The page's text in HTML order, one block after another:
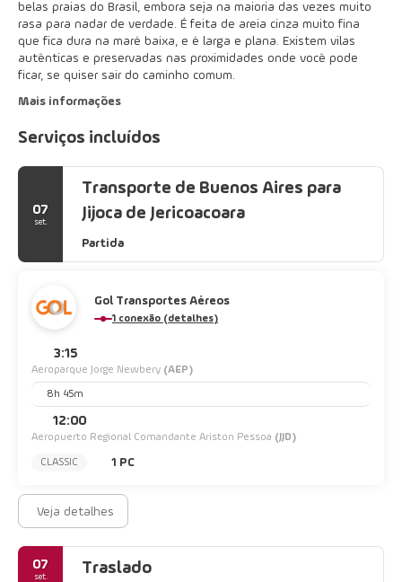
belas praias do Brasil, embora seja na maioria das vezes muito
rasa para nadar de verdade. É feita de areia cinza muito fina
que fica dura na maré baixa, e é larga e plana. Existem vilas
autênticas e preservadas nas proximidades onde você pode
ficar, se quiser sair do caminho comum.
Mais informações
Serviços incluídos
07
set.
Transporte de Buenos Aires para
Jijoca de Jericoacoara
Partida
Gol Transportes Aéreos
1 conexão (detalhes)
3:15
Aeroparque Jorge Newbery (AEP)
8h 45m
12:00
Aeropuerto Regional Comandante Ariston Pessoa (JJD)
CLASSIC 1 PC
Veja detalhes
07
set. Traslado